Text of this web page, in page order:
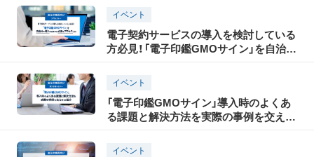
イベント
電子契約サービスの導入を検討している
方必見！「電子印鑑GMOサイン」を自治体
イベント
「電子印鑑GMOサイン」導入時のよくあ
る課題と解決方法を実際の事例を交えて
イベント